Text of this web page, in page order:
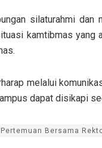
silaturahmi
kamtibmas yang
melalui
dapat disikapi
Bersama